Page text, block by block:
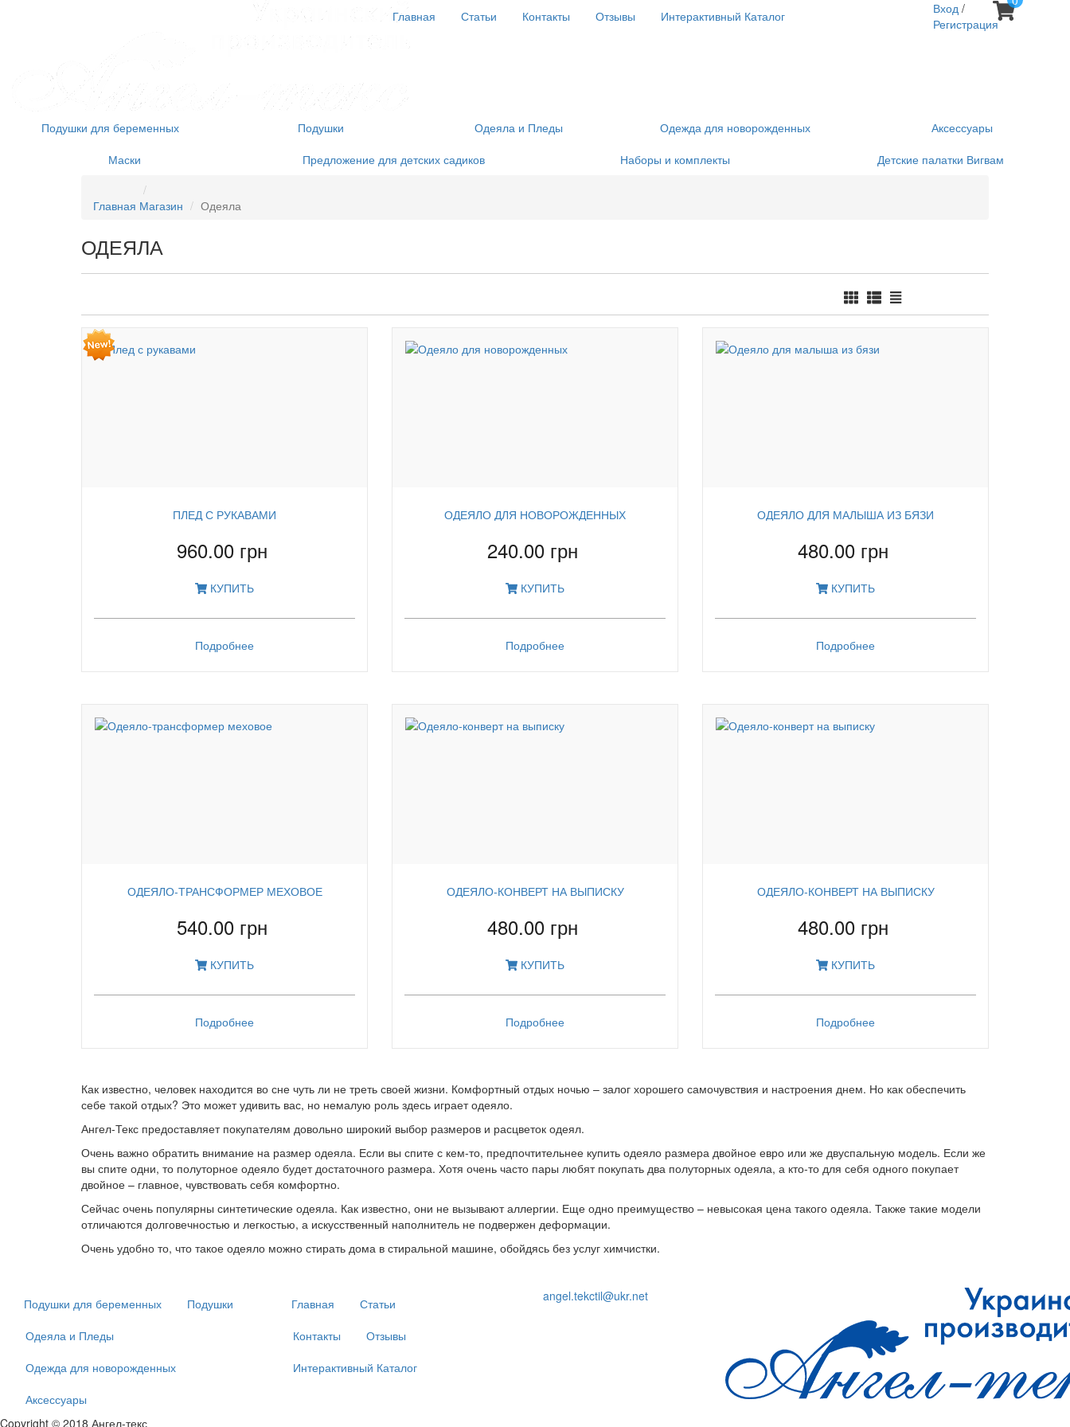
Главная Статьи Контакты Отзывы Интерактивный Каталог Вход /
Регистрация
Подушки для беременных Подушки Одеяла и Пледы Одежда для новорожденных
Аксессуары
Маски
Предложение для детских садиков Наборы и комплекты Детские палатки Вигвам
Главная Магазин Одеяла
ОДЕЯЛА
ПЛЕД С РУКАВАМИ
960.00 грн
КУПИТЬ
Подробнее
ОДЕЯЛО ДЛЯ НОВОРОЖДЕННЫХ
240.00 грн
КУПИТЬ
Подробнее
ОДЕЯЛО ДЛЯ МАЛЫША ИЗ БЯЗИ
480.00 грн
КУПИТЬ
Подробнее
ОДЕЯЛО-ТРАНСФОРМЕР МЕХОВОЕ
540.00 грн
КУПИТЬ
Подробнее
ОДЕЯЛО-КОНВЕРТ НА ВЫПИСКУ
480.00 грн
КУПИТЬ
Подробнее
ОДЕЯЛО-КОНВЕРТ НА ВЫПИСКУ
480.00 грн
КУПИТЬ
Подробнее
Как известно, человек находится во сне чуть ли не треть своей жизни. Комфортный отдых ночью – залог хорошего самочувствия и настроения днем. Но как обеспечить
себе такой отдых? Это может удивить вас, но немалую роль здесь играет одеяло.
Ангел-Текс предоставляет покупателям довольно широкий выбор размеров и расцветок одеял.
Очень важно обратить внимание на размер одеяла. Если вы спите с кем-то, предпочтительнее купить одеяло размера двойное евро или же двуспальную модель. Если же
вы спите одни, то полуторное одеяло будет достаточного размера. Хотя очень часто пары любят покупать два полуторных одеяла, а кто-то для себя одного покупает
двойное – главное, чувствовать себя комфортно.
Сейчас очень популярны синтетические одеяла. Как известно, они не вызывают аллергии. Еще одно преимущество – невысокая цена такого одеяла. Также такие модели
отличаются долговечностью и легкостью, а искусственный наполнитель не подвержен деформации.
Очень удобно то, что такое одеяло можно стирать дома в стиральной машине, обойдясь без услуг химчистки.
Подушки для беременных
Подушки
Одеяла и Пледы
Одежда для новорожденных
Аксессуары
Главная
Статьи
Контакты
Отзывы
Интерактивный Каталог
angel.tekctil@ukr.net
Copyright © 2018 Ангел-текс